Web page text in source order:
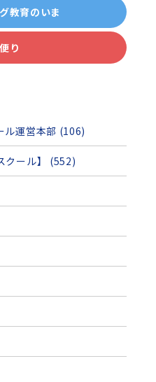
教育のいま
り
ル運営本部 (106)
クール】 (552)